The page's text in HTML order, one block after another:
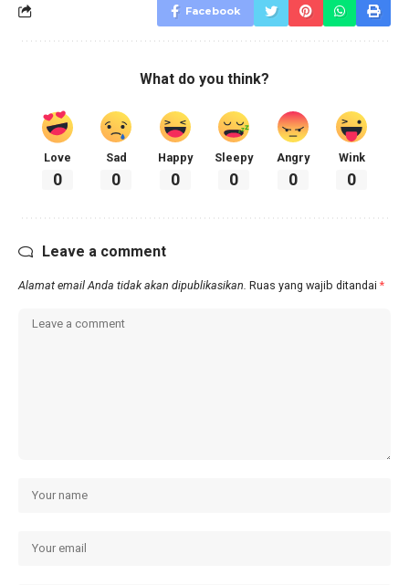
Facebook
What do you think?
Love
0
Sad
0
Happy
0
Sleepy
0
Angry
0
Wink
0
Leave a comment
Alamat email Anda tidak akan dipublikasikan. Ruas yang wajib ditandai *